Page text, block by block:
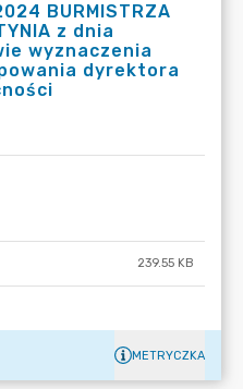
BURMISTRZA
z dnia
wyznaczenia
dyrektora
239.55 KB
METRYCZKA